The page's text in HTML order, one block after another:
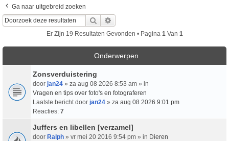
Ga naar uitgebreid zoeken
Zoek
Er Zijn 19 Resultaten Gevonden • Pagina 1 Van 1
Onderwerpen
Zonsverduistering
door jan24 » za aug 08 2026 8:53 am » in
Vragen en tips over foto's en fotograferen
Laatste bericht door jan24 » za aug 08 2026 9:01 pm
Reacties: 7
Juffers en libellen [verzamel]
door Ralph » vr mei 20 2016 9:54 pm » in Dieren